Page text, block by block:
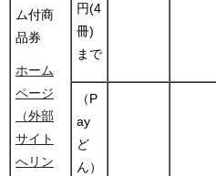
ム付商
品券
ホーム
ページ
（外部
サイト
へリン
円(4
冊)
まで
（P
ay
ど
ん）